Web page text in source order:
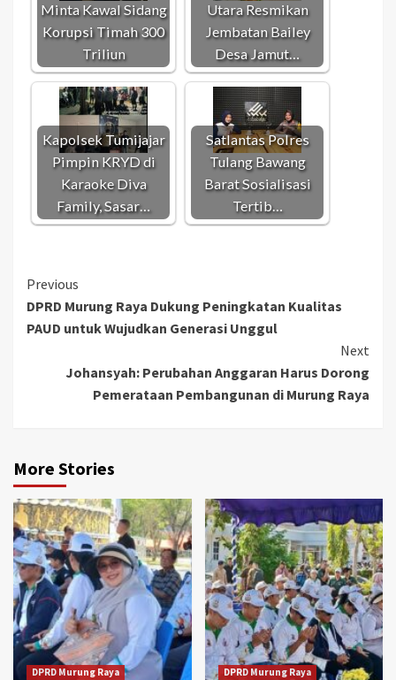
Minta Kawal Sidang
Korupsi Timah 300
Triliun
Utara Resmikan
Jembatan Bailey
Desa Jamut…
Kapolsek Tumijajar
Pimpin KRYD di
Karaoke Diva
Family, Sasar…
Satlantas Polres
Tulang Bawang
Barat Sosialisasi
Tertib…
Continue
Reading
Previous
DPRD Murung Raya Dukung Peningkatan Kualitas
PAUD untuk Wujudkan Generasi Unggul
Next
Johansyah: Perubahan Anggaran Harus Dorong
Pemerataan Pembangunan di Murung Raya
More Stories
DPRD Murung Raya DPRD Murung Raya